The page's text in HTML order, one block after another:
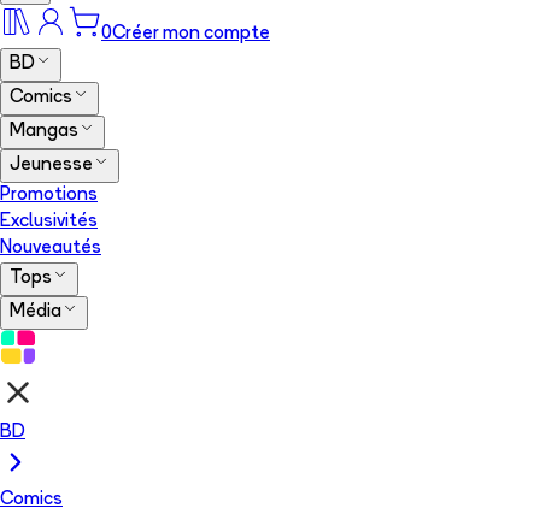
0Créer mon compte
BD
Comics
Mangas
Jeunesse
Promotions
Exclusivités
Nouveautés
Tops
Média
BD
Comics